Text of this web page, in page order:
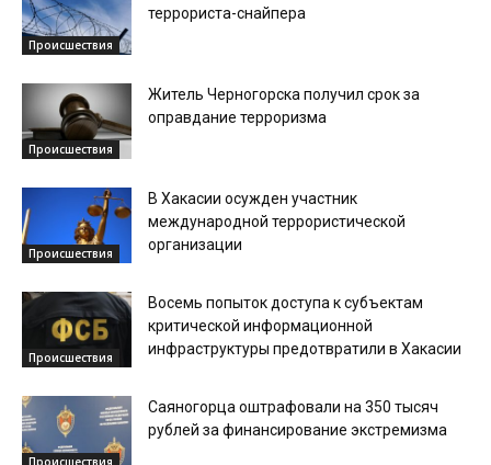
Происшествия
террориста-снайпера
Происшествия
Житель Черногорска получил срок за
оправдание терроризма
Происшествия
В Хакасии осужден участник
международной террористической
организации
Происшествия
Восемь попыток доступа к субъектам
критической информационной
инфраструктуры предотвратили в Хакасии
Саяногорца оштрафовали на 350 тысяч
рублей за финансирование экстремизма